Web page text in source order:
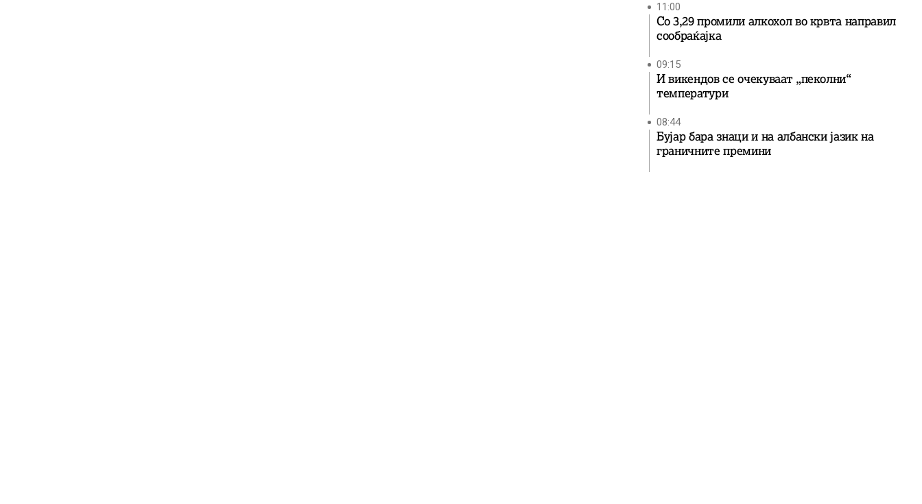
11:00
Со 3,29 промили алкохол во крвта направил
сообраќајка
09:15
И викендов се очекуваат „пеколни“
температури
08:44
Бујар бара знаци и на албански јазик на
граничните премини